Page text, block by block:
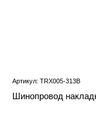
Артикул: TRX005-313B
Шинопровод